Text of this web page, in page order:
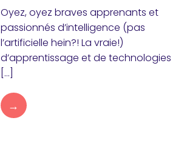
Oyez, oyez braves apprenants et
passionnés d’intelligence (pas
l’artificielle hein?! La vraie!)
d’apprentissage et de technologies
[…]
→